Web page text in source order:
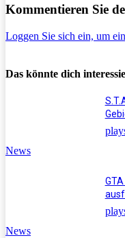
Kommentieren Sie
Loggen Sie sich ein, um
Das könnte dich
News
News